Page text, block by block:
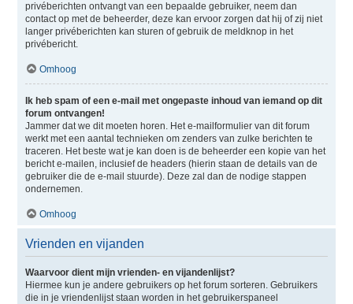
privéberichten ontvangt van een bepaalde gebruiker, neem dan
contact op met de beheerder, deze kan ervoor zorgen dat hij of zij niet
langer privéberichten kan sturen of gebruik de meldknop in het
privébericht.
Omhoog
Ik heb spam of een e-mail met ongepaste inhoud van iemand op dit
forum ontvangen!
Jammer dat we dit moeten horen. Het e-mailformulier van dit forum
werkt met een aantal technieken om zenders van zulke berichten te
traceren. Het beste wat je kan doen is de beheerder een kopie van het
bericht e-mailen, inclusief de headers (hierin staan de details van de
gebruiker die de e-mail stuurde). Deze zal dan de nodige stappen
ondernemen.
Omhoog
Vrienden en vijanden
Waarvoor dient mijn vrienden- en vijandenlijst?
Hiermee kun je andere gebruikers op het forum sorteren. Gebruikers
die in je vriendenlijst staan worden in het gebruikerspaneel